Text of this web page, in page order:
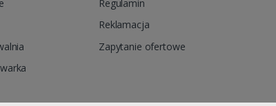
Regulamin
Reklamacja
Zapytanie ofertowe